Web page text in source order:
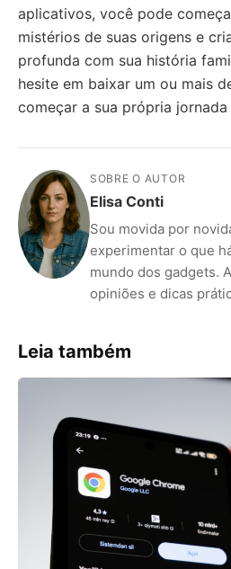
aplicativos, você pode
mistérios de suas origens e
profunda com sua história
hesite em baixar um ou mais
começar a sua própria
SOBRE O AUTOR
Elisa Conti
Sou movida por
experimentar o que
mundo dos gadgets.
opiniões e dicas
Leia também